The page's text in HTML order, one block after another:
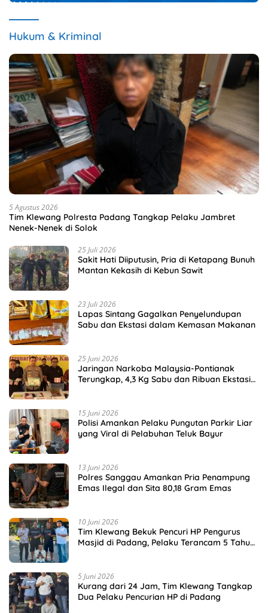
Hukum & Kriminal
5 Agustus 2026
Tim Klewang Polresta Padang Tangkap Pelaku Jambret
Nenek-Nenek di Solok
25 Juli 2026
Sakit Hati Diiputusin, Pria di Ketapang Bunuh
Mantan Kekasih di Kebun Sawit
23 Juli 2026
Lapas Sintang Gagalkan Penyelundupan
Sabu dan Ekstasi dalam Kemasan Makanan
25 Juni 2026
Jaringan Narkoba Malaysia-Pontianak
Terungkap, 4,3 Kg Sabu dan Ribuan Ekstasi
15 Juni 2026
Polisi Amankan Pelaku Pungutan Parkir Liar
yang Viral di Pelabuhan Teluk Bayur
13 Juni 2026
Polres Sanggau Amankan Pria Penampung
Emas Ilegal dan Sita 80,18 Gram Emas
10 Juni 2026
Tim Klewang Bekuk Pencuri HP Pengurus
Masjid di Padang, Pelaku Terancam 5 Tahun
5 Juni 2026
Kurang dari 24 Jam, Tim Klewang Tangkap
Dua Pelaku Pencurian HP di Padang